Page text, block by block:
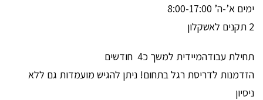
ימים א’-ה’ 8:00-17:00
2 תקנים לאשקלון
תחילת עבודהמיידית למשך כ4 חודשים
הזדמנות לדריסת רגל בתחום! ניתן להגיש מועמדות גם ללא
ניסיון